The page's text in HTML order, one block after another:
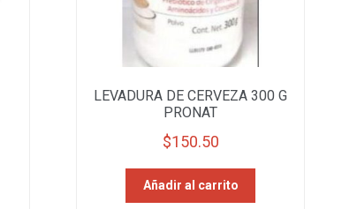
LEVADURA DE CERVEZA 300 G
PRONAT
$150.50
Añadir al carrito